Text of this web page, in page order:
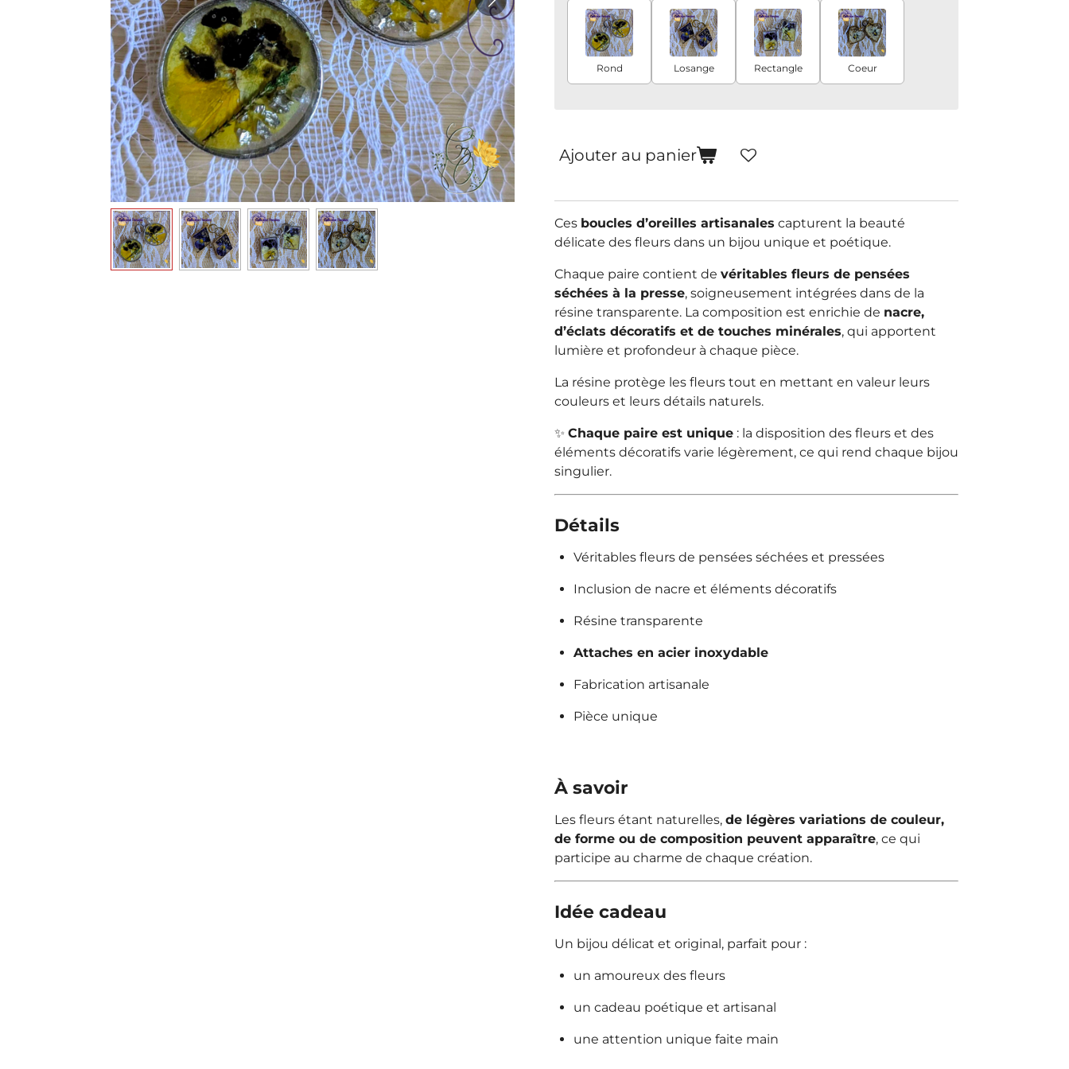
Rond Losange Rectangle Coeur
Ajouter au panier
Ces boucles d’oreilles artisanales capturent la beauté
délicate des fleurs dans un bijou unique et poétique.
Chaque paire contient de véritables fleurs de pensées
séchées à la presse, soigneusement intégrées dans de la
résine transparente. La composition est enrichie de nacre,
d’éclats décoratifs et de touches minérales, qui apportent
lumière et profondeur à chaque pièce.
La résine protège les fleurs tout en mettant en valeur leurs
couleurs et leurs détails naturels.
✨ Chaque paire est unique : la disposition des fleurs et des
éléments décoratifs varie légèrement, ce qui rend chaque bijou
singulier.
Détails
Véritables fleurs de pensées séchées et pressées
Inclusion de nacre et éléments décoratifs
Résine transparente
Attaches en acier inoxydable
Fabrication artisanale
Pièce unique
À savoir
Les fleurs étant naturelles, de légères variations de couleur,
de forme ou de composition peuvent apparaître, ce qui
participe au charme de chaque création.
Idée cadeau
Un bijou délicat et original, parfait pour :
un amoureux des fleurs
un cadeau poétique et artisanal
une attention unique faite main